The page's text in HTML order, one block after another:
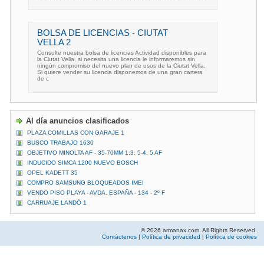
BOLSA DE LICENCIAS - CIUTAT
VELLA 2
Consulte nuestra bolsa de licencias Actividad disponibles para
la Ciutat Vella, si necesita una licencia le informaremos sin
ningún compromiso del nuevo plan de usos de la Ciutat Vella.
Si quiere vender su licencia disponemos de una gran cartera
de c
Al día anuncios clasificados
PLAZA COMILLAS CON GARAJE 1
BUSCO TRABAJO 1630
OBJETIVO MINOLTA AF - 35-70MM 1;3. 5-4. 5 AF
INDUCIDO SIMCA 1200 NUEVO BOSCH
OPEL KADETT 35
COMPRO SAMSUNG BLOQUEADOS IMEI
VENDO PISO PLAYA - AVDA. ESPAÑA - 134 - 2º F
CARRUAJE LANDÓ 1
© 2026 armanax.com. All Rights Reserved.
Contáctenos | Política de privacidad | Política de cookies